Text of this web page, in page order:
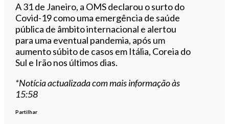
A 31 de Janeiro, a OMS declarou o surto do
Covid-19 como uma emergência de saúde
pública de âmbito internacional e alertou
para uma eventual pandemia, após um
aumento súbito de casos em Itália, Coreia do
Sul e Irão nos últimos dias.
*Notícia actualizada com mais informação às
15:58
Partilhar